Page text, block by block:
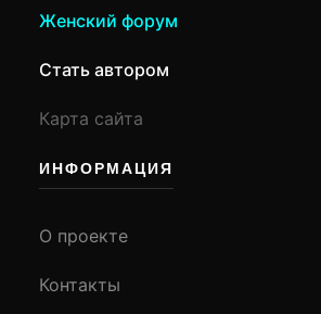
Женский форум
Стать автором
Карта сайта
ИНФОРМАЦИЯ
О проекте
Контакты